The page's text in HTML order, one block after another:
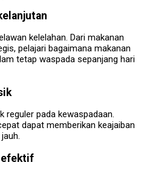
kelelahan. Dari makanan
pelajari bagaimana makanan
tetap waspada sepanjang hari
reguler pada kewaspadaan.
dapat memberikan keajaiban
efektif